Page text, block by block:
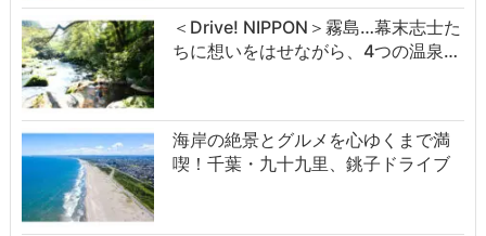
＜Drive! NIPPON＞霧島…幕末志士た
ちに想いをはせながら、4つの温泉…
海岸の絶景とグルメを心ゆくまで満
喫！千葉・九十九里、銚子ドライブ